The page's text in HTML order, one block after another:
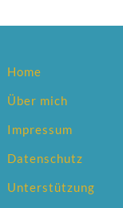
Home
Über mich
Impressum
Datenschutz
Unterstützung